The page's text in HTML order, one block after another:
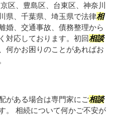
区、豊島区、台東区、神奈川
県、千葉県、埼玉県で法律相
婚、交通事故、債務整理から
対応しております。初回相談
何かお困りのことがあればお
がある場合は専門家にご相談
。 相続について何かご不安が